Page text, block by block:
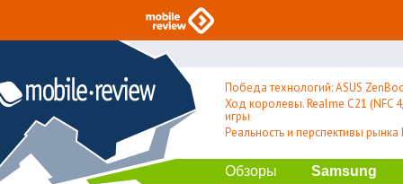
Победа технологий: ASUS
Ход королевы. Realme C21 (NFC
игры
Реальность и перспективы
Обзоры Samsung